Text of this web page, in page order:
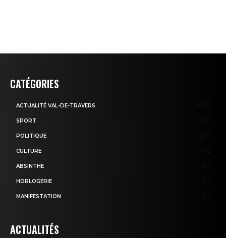
CATÉGORIES
ACTUALITÉ VAL-DE-TRAVERS
SPORT
POLITIQUE
CULTURE
ABSINTHE
HORLOGERIE
MANIFESTATION
ACTUALITÉS